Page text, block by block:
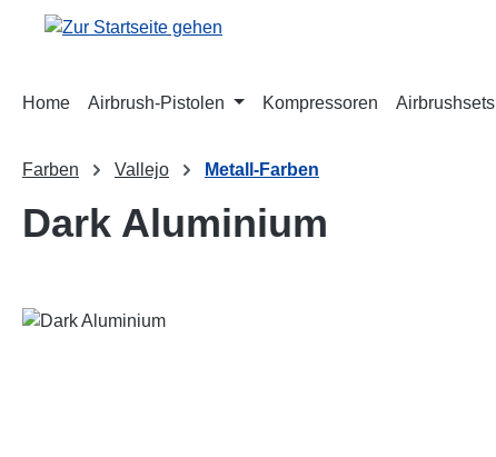
Hauptinhalt springen
Zur Suche springen
Zur Hauptnavigation springen
Home Airbrush-Pistolen Kompressoren Airbrushsets
Farben Vallejo Metall-Farben
Dark Aluminium
Bildergalerie überspringen